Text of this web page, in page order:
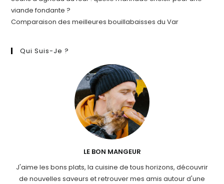
viande fondante ?
Comparaison des meilleures bouillabaisses du Var
Qui Suis-Je ?
LE BON MANGEUR
J'aime les bons plats, la cuisine de tous horizons, découvrir
de nouvelles saveurs et retrouver mes amis autour d'une